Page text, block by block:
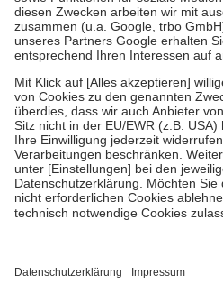
Zuzahlung zehn Prozent der Kosten
Verordnung.
Um das Engagement der
stärken und die besondere Stellung
fallenkeine Zuzahlungenan bei:
• Kindern und Jugendlichen bis zum
mit Ausnahme der Fahrkosten
• Untersuchungen zur Vorsorge und
GKV getragen werden
• empfohlenen Schutzimpfungen
• Harn- und Blutteststreifen
getroffen, um sicherzustellen, dass